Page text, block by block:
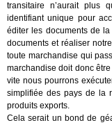
transitaire n’aurait plus
identifiant unique pour
éditer les documents de
documents et réaliser
toute marchandise qui
marchandise doit donc
vite nous pourrons
simplifiée des pays de la
produits exports.
Cela serait un bond de